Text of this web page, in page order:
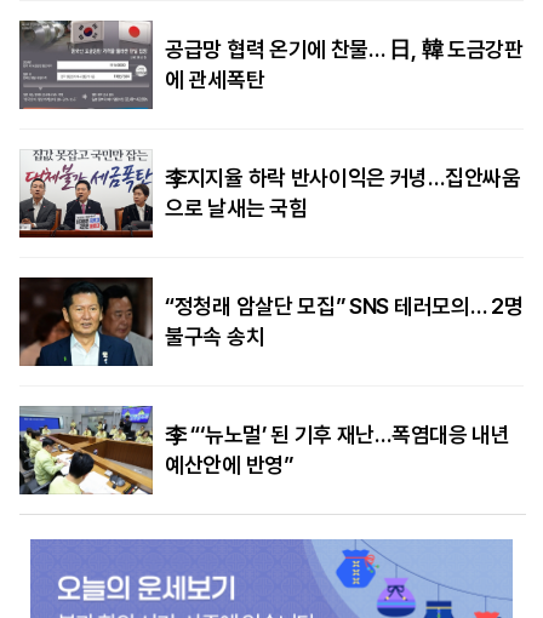
공급망 협력 온기에 찬물… 日, 韓 도금강판
에 관세폭탄
李지지율 하락 반사이익은 커녕…집안싸움
으로 날새는 국힘
“정청래 암살단 모집” SNS 테러모의… 2명
불구속 송치
李 “‘뉴노멀’ 된 기후 재난…폭염대응 내년
예산안에 반영”